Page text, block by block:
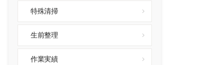
特殊清掃
生前整理
作業実績